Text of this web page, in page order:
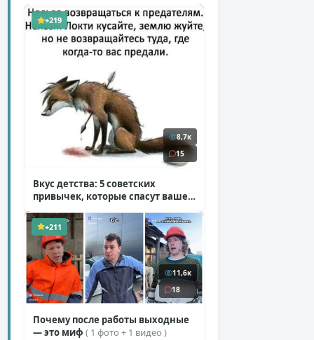
+219
8,7к
15
Вкус детства: 5 советских
привычек, которые спасут ваше
+211
11,6к
18
Почему после работы выходные
— это миф ( 1 фото + 1 видео )